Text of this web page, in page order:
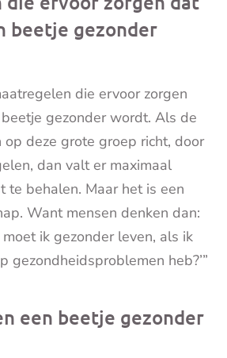
beetje gezonder
die ervoor zorgen
gezonder wordt. Als de
op deze grote groep richt, door
dan valt er maximaal
te behalen. Maar het is een
Want mensen denken dan:
moet ik gezonder leven, als ik
gezondheidsproblemen heb?’”
een beetje gezonder